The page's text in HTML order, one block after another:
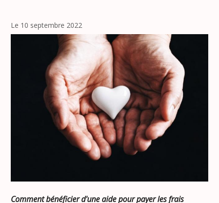
Le 10 septembre 2022
Comment bénéficier d'une aide pour payer les frais